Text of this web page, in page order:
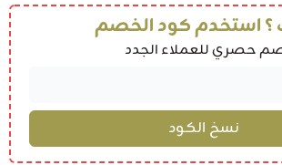
؟ استخدم كود الخصم
حصري للعملاء الجدد